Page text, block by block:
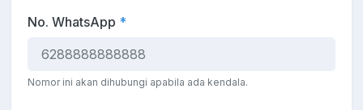
No. WhatsApp *
Nomor ini akan dihubungi apabila ada kendala.